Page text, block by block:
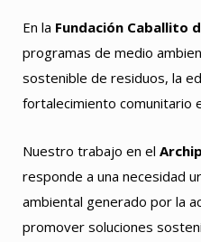
En la Fundación Caballito
programas de medio
sostenible de residuos, la
fortalecimiento comunitario
Nuestro trabajo en el
responde a una necesidad
ambiental generado por la
promover soluciones